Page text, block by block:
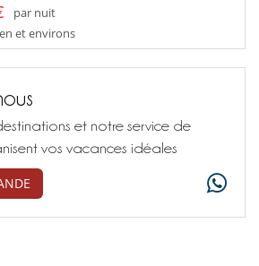
par nuit
et environs
et notre service de
vos vacances idéales